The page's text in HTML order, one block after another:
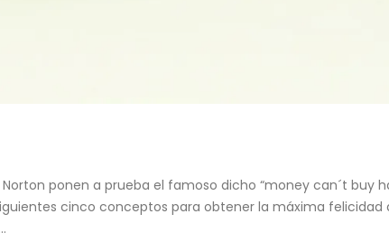
ponen a prueba el famoso dicho “money can´t buy
cinco conceptos para obtener la máxima